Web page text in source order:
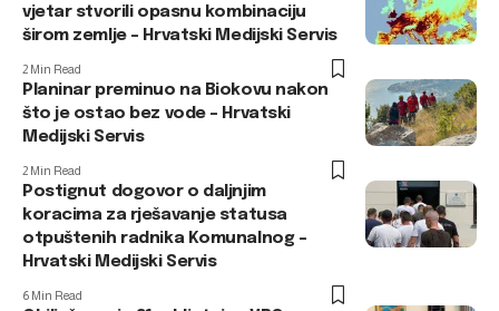
vjetar stvorili opasnu kombinaciju
širom zemlje – Hrvatski Medijski Servis
2 Min Read
Planinar preminuo na Biokovu nakon
što je ostao bez vode – Hrvatski
Medijski Servis
2 Min Read
Postignut dogovor o daljnjim
koracima za rješavanje statusa
otpuštenih radnika Komunalnog –
Hrvatski Medijski Servis
6 Min Read